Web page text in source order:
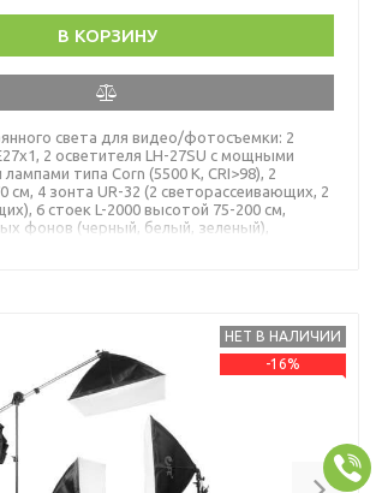
В КОРЗИНУ
света для видео/фотосъемки: 2
2 осветителя LH-27SU с мощными
типа Corn (5500 К, CRI>98), 2
см, 4 зонта UR-32 (2 светорассеивающих, 2
6 стоек L-2000 высотой 75-200 cм,
фонов (черный, белый, зеленый),
Next
НЕТ В НАЛИЧИИ
-16%